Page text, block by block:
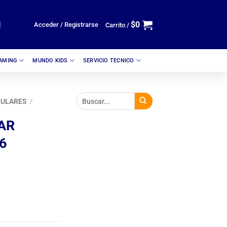
Acceder / Registrarse Carrito / $0
MUNDO KIDS SERVICIO TECNICO
/